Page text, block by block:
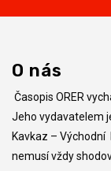
O nás
Časopis ORER
Jeho vydavatelem
Kavkaz –
nemusí vždy